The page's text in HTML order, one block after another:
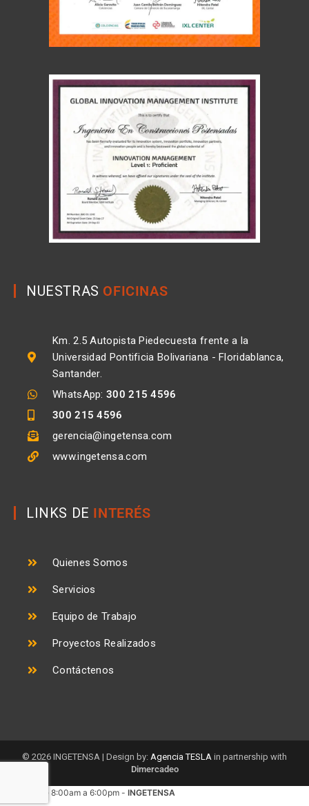
NUESTRAS OFICINAS
Km. 2.5 Autopista Piedecuesta frente a la
Universidad Pontificia Bolivariana - Floridablanca,
Santander.
WhatsApp: 300 215 4596
300 215 4596
gerencia@ingetensa.com
www.ingetensa.com
LINKS DE INTERÉS
Quienes Somos
Servicios
Equipo de Trabajo
Proyectos Realizados
Contáctenos
© 2026 INGETENSA | Design by: Agencia TESLA in partnership with
Dimercadeo
Llámanos de 8:00am a 6:00pm - INGETENSA